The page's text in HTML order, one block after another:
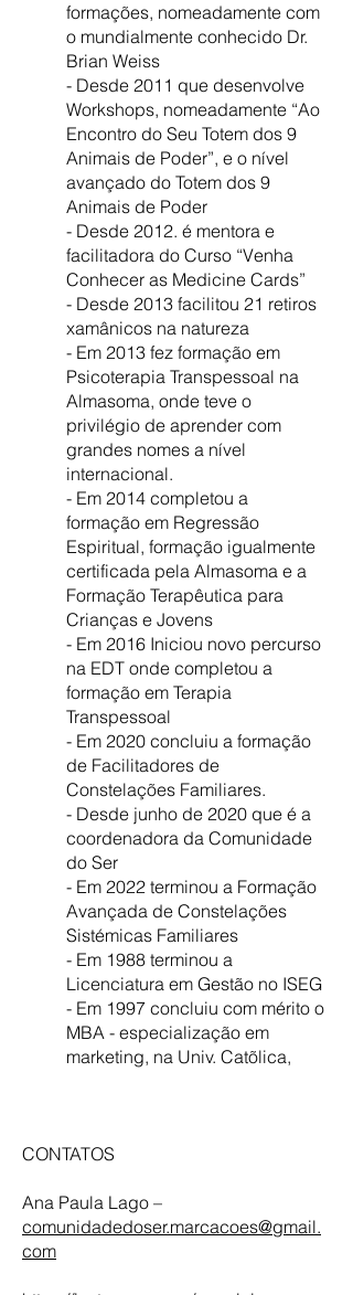
formações, nomeadamente com
o mundialmente conhecido Dr.
Brian Weiss
- Desde 2011 que desenvolve
Workshops, nomeadamente “Ao
Encontro do Seu Totem dos 9
Animais de Poder”, e o nível
avançado do Totem dos 9
Animais de Poder
- Desde 2012. é mentora e
facilitadora do Curso “Venha
Conhecer as Medicine Cards”
- Desde 2013 facilitou 21 retiros
xamânicos na natureza
- Em 2013 fez formação em
Psicoterapia Transpessoal na
Almasoma, onde teve o
privilégio de aprender com
grandes nomes a nível
internacional.
- Em 2014 completou a
formação em Regressão
Espiritual, formação igualmente
certificada pela Almasoma e a
Formação Terapêutica para
Crianças e Jovens
- Em 2016 Iniciou novo percurso
na EDT onde completou a
formação em Terapia
Transpessoal
- Em 2020 concluiu a formação
de Facilitadores de
Constelações Familiares.
- Desde junho de 2020 que é a
coordenadora da Comunidade
do Ser
- Em 2022 terminou a Formação
Avançada de Constelações
Sistémicas Familiares
- Em 1988 terminou a
Licenciatura em Gestão no ISEG
- Em 1997 concluiu com mérito o
MBA - especialização em
marketing, na Univ. Catõlica,
CONTATOS
Ana Paula Lago –
comunidadedoser.marcacoes@gmail.
com